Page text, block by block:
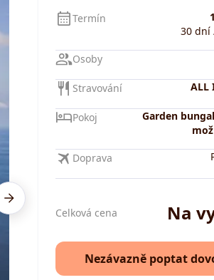
Termín
30 dní
Osoby
Stravování ALL
Pokoj
Garden
Doprava
Celková cena Na
Nezávazně poptat